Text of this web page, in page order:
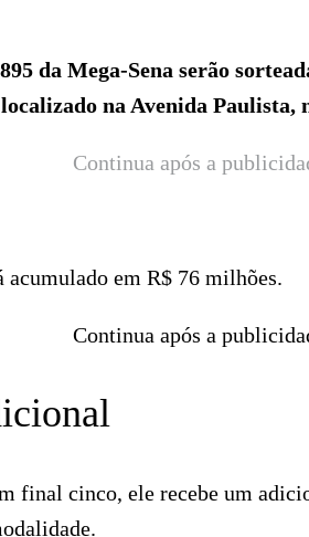
da Mega-Sena serão
na Avenida Paulista,
Continua após a
em R$ 76 milhões.
Continua após a
final cinco, ele recebe um